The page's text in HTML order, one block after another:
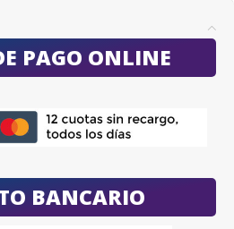
PAGO ONLINE
BANCARIO